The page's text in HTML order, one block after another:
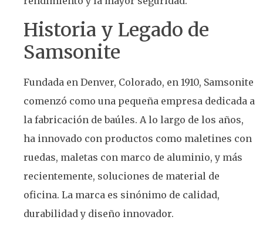
Historia y Legado de
Samsonite
Fundada en Denver, Colorado, en 1910, Samsonite
comenzó como una pequeña empresa dedicada a
la fabricación de baúles. A lo largo de los años,
ha innovado con productos como maletines con
ruedas, maletas con marco de aluminio, y más
recientemente, soluciones de material de
oficina. La marca es sinónimo de calidad,
durabilidad y diseño innovador.